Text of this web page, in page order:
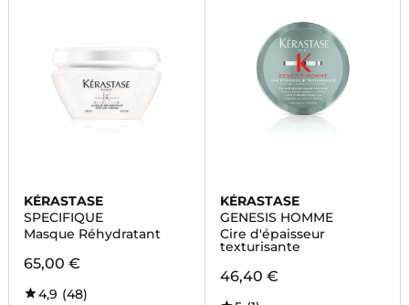
KÉRASTASE
SPECIFIQUE
Masque Réhydratant
65,00 €
4,9 (48)
KÉRASTASE
GENESIS HOMME
Cire d'épaisseur
texturisante
46,40 €